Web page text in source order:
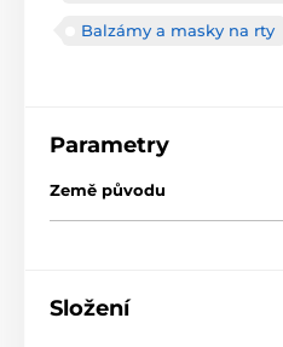
Balzámy a masky na rty
Parametry
Země původu
Složení